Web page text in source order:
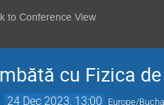
to Conference View
cu Fizica de
24 Dec 2023, 13:00 Europe/